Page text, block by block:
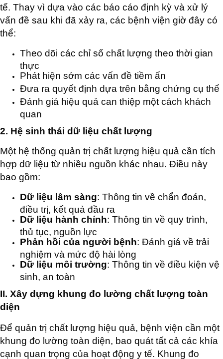
tế. Thay vì dựa vào các báo cáo định kỳ và xử lý
vấn đề sau khi đã xảy ra, các bệnh viện giờ đây có
thể:
Theo dõi các chỉ số chất lượng theo thời gian
thực
Phát hiện sớm các vấn đề tiềm ẩn
Đưa ra quyết định dựa trên bằng chứng cụ thể
Đánh giá hiệu quả can thiệp một cách khách
quan
2. Hệ sinh thái dữ liệu chất lượng
Một hệ thống quản trị chất lượng hiệu quả cần tích
hợp dữ liệu từ nhiều nguồn khác nhau. Điều này
bao gồm:
Dữ liệu lâm sàng: Thông tin về chẩn đoán,
điều trị, kết quả đầu ra
Dữ liệu hành chính: Thông tin về quy trình,
thủ tục, nguồn lực
Phản hồi của người bệnh: Đánh giá về trải
nghiệm và mức độ hài lòng
Dữ liệu môi trường: Thông tin về điều kiện vệ
sinh, an toàn
II. Xây dựng khung đo lường chất lượng toàn
diện
Để quản trị chất lượng hiệu quả, bệnh viện cần một
khung đo lường toàn diện, bao quát tất cả các khía
cạnh quan trọng của hoạt động y tế. Khung đo